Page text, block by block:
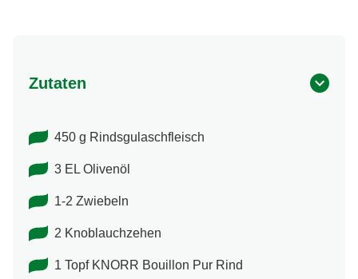
Zutaten
450 g Rindsgulaschfleisch
3 EL Olivenöl
1-2 Zwiebeln
2 Knoblauchzehen
1 Topf KNORR Bouillon Pur Rind